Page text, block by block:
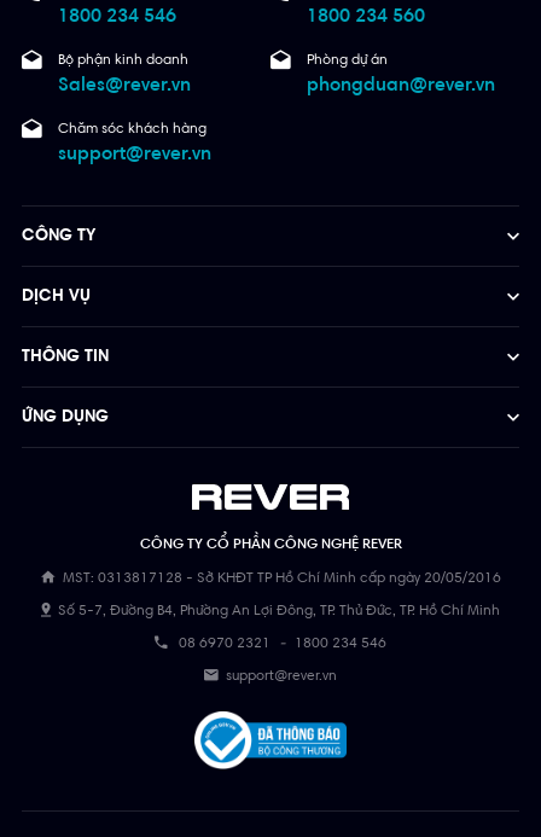
1800 234 546 1800 234 560
Bộ phận kinh doanh
Sales@rever.vn
Phòng dự án
phongduan@rever.vn
Chăm sóc khách hàng
support@rever.vn
CÔNG TY CỔ PHẦN CÔNG NGHỆ REVER
MST: 0313817128 - Sở KHĐT TP Hồ Chí Minh cấp ngày 20/05/2016
Số 5-7, Đường B4, Phường An Lợi Đông, TP. Thủ Đức, TP. Hồ Chí Minh
08 6970 2321 - 1800 234 546
support@rever.vn
CÔNG TY
DỊCH VỤ
THÔNG TIN
ỨNG DỤNG